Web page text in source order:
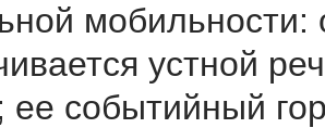
мобильности:
устной
ее событийный